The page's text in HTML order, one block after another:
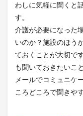
わしに気軽に聞くと
す。
介護が必要になった
いのか？施設のほう
ておくことが大切で
も聞いておきたいこ
メールでコミュニケ
ころどころで聞きや